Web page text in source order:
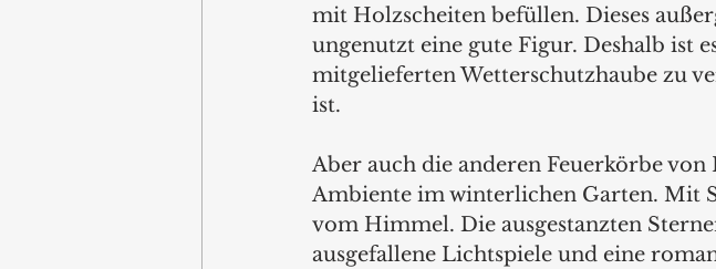
mit Holzscheiten befüllen. Dieses
ungenutzt eine gute Figur. Deshalb ist
mitgelieferten Wetterschutzhaube zu
ist.
Aber auch die anderen Feuerkörbe
Ambiente im winterlichen Garten. Mit
vom Himmel. Die ausgestanzten
ausgefallene Lichtspiele und eine